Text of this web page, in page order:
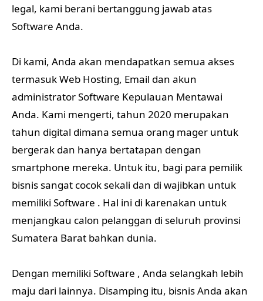
legal, kami berani bertanggung jawab atas
Software Anda.
Di kami, Anda akan mendapatkan semua akses
termasuk Web Hosting, Email dan akun
administrator Software Kepulauan Mentawai
Anda. Kami mengerti, tahun 2020 merupakan
tahun digital dimana semua orang mager untuk
bergerak dan hanya bertatapan dengan
smartphone mereka. Untuk itu, bagi para pemilik
bisnis sangat cocok sekali dan di wajibkan untuk
memiliki Software . Hal ini di karenakan untuk
menjangkau calon pelanggan di seluruh provinsi
Sumatera Barat bahkan dunia.
Dengan memiliki Software , Anda selangkah lebih
maju dari lainnya. Disamping itu, bisnis Anda akan